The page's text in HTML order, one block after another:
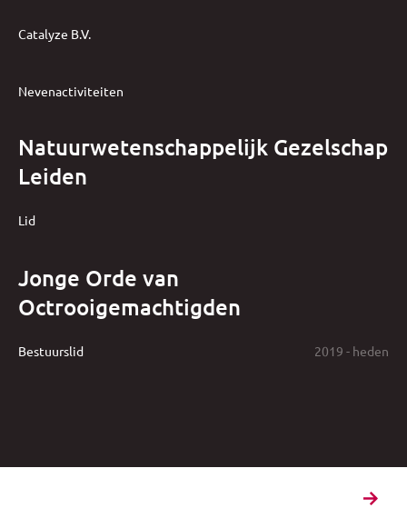
Catalyze B.V.
Nevenactiviteiten
Natuurwetenschappelijk Gezelschap
Leiden
Lid
Jonge Orde van
Octrooigemachtigden
Bestuurslid 2019 - heden